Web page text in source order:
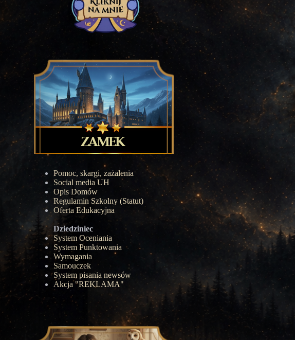
Pomoc, skargi, zażalenia
Social media UH
Opis Domów
Regulamin Szkolny (Statut)
Oferta Edukacyjna
Dziedziniec
System Oceniania
System Punktowania
Wymagania
Samouczek
System pisania newsów
Akcja "REKLAMA"